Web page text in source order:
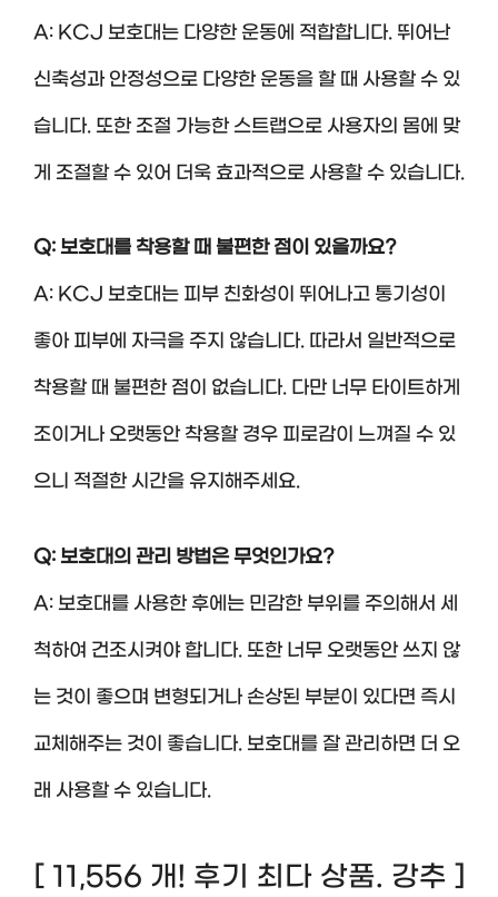
A: KCJ 보호대는 다양한 운동에 적합합니다. 뛰어난
신축성과 안정성으로 다양한 운동을 할 때 사용할 수 있
습니다. 또한 조절 가능한 스트랩으로 사용자의 몸에 맞
게 조절할 수 있어 더욱 효과적으로 사용할 수 있습니다.
Q: 보호대를 착용할 때 불편한 점이 있을까요?
A: KCJ 보호대는 피부 친화성이 뛰어나고 통기성이
좋아 피부에 자극을 주지 않습니다. 따라서 일반적으로
착용할 때 불편한 점이 없습니다. 다만 너무 타이트하게
조이거나 오랫동안 착용할 경우 피로감이 느껴질 수 있
으니 적절한 시간을 유지해주세요.
Q: 보호대의 관리 방법은 무엇인가요?
A: 보호대를 사용한 후에는 민감한 부위를 주의해서 세
척하여 건조시켜야 합니다. 또한 너무 오랫동안 쓰지 않
는 것이 좋으며 변형되거나 손상된 부분이 있다면 즉시
교체해주는 것이 좋습니다. 보호대를 잘 관리하면 더 오
래 사용할 수 있습니다.
[ 11,556 개! 후기 최다 상품. 강추 ]